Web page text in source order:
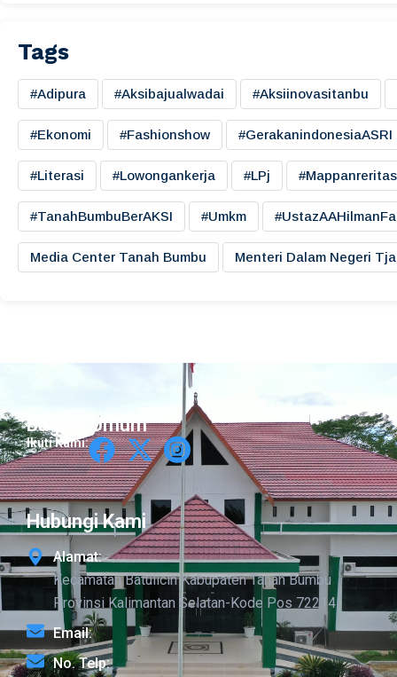
Tags
#adipura #aksibajualwadai #aksiinovasitanbu
#ekonomi #fashionshow #gerakanindonesiaASRI
#literasi #lowongankerja #LPj
#TanahBumbuBerAKSI #umkm
Media Center Tanah Bumbu Menteri Dalam Negeri
Bagian Umum
Ikuti Kami:
Hubungi Kami
Alamat:
Kecamatan Batulicin Kabupaten Tanah Bumbu
Provinsi Kalimantan Selatan-Kode Pos 72214
Email:
No. Telp: